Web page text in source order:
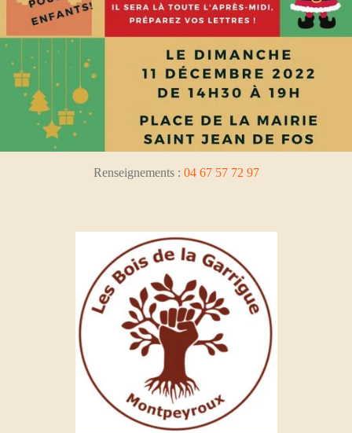
Renseignements : 04 67 57 72 97